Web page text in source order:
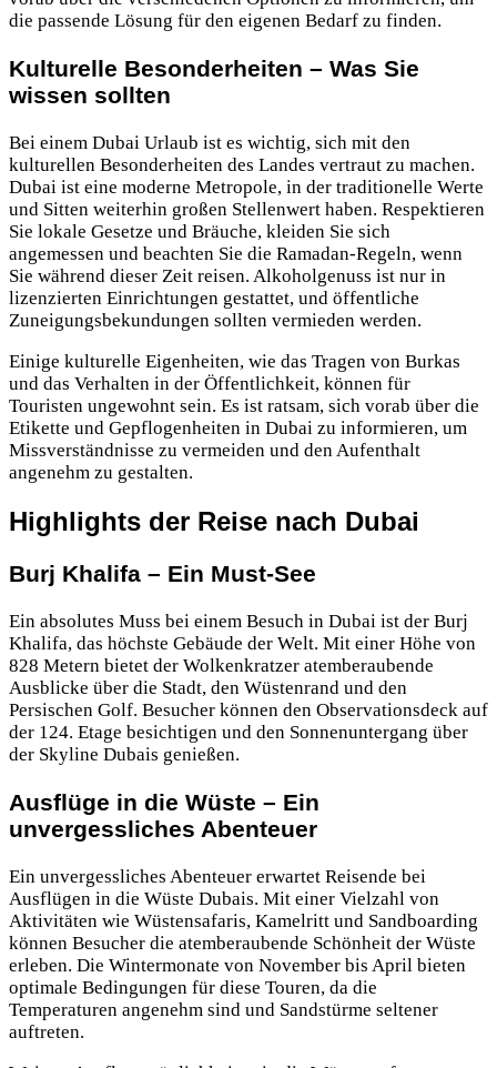
die passende Lösung für den eigenen Bedarf zu finden.
Kulturelle Besonderheiten – Was Sie
wissen sollten
Bei einem Dubai Urlaub ist es wichtig, sich mit den
kulturellen Besonderheiten des Landes vertraut zu machen.
Dubai ist eine moderne Metropole, in der traditionelle Werte
und Sitten weiterhin großen Stellenwert haben. Respektieren
Sie lokale Gesetze und Bräuche, kleiden Sie sich
angemessen und beachten Sie die Ramadan-Regeln, wenn
Sie während dieser Zeit reisen. Alkoholgenuss ist nur in
lizenzierten Einrichtungen gestattet, und öffentliche
Zuneigungsbekundungen sollten vermieden werden.
Einige kulturelle Eigenheiten, wie das Tragen von Burkas
und das Verhalten in der Öffentlichkeit, können für
Touristen ungewohnt sein. Es ist ratsam, sich vorab über die
Etikette und Gepflogenheiten in Dubai zu informieren, um
Missverständnisse zu vermeiden und den Aufenthalt
angenehm zu gestalten.
Highlights der Reise nach Dubai
Burj Khalifa – Ein Must-See
Ein absolutes Muss bei einem Besuch in Dubai ist der Burj
Khalifa, das höchste Gebäude der Welt. Mit einer Höhe von
828 Metern bietet der Wolkenkratzer atemberaubende
Ausblicke über die Stadt, den Wüstenrand und den
Persischen Golf. Besucher können den Observationsdeck auf
der 124. Etage besichtigen und den Sonnenuntergang über
der Skyline Dubais genießen.
Ausflüge in die Wüste – Ein
unvergessliches Abenteuer
Ein unvergessliches Abenteuer erwartet Reisende bei
Ausflügen in die Wüste Dubais. Mit einer Vielzahl von
Aktivitäten wie Wüstensafaris, Kamelritt und Sandboarding
können Besucher die atemberaubende Schönheit der Wüste
erleben. Die Wintermonate von November bis April bieten
optimale Bedingungen für diese Touren, da die
Temperaturen angenehm sind und Sandstürme seltener
auftreten.